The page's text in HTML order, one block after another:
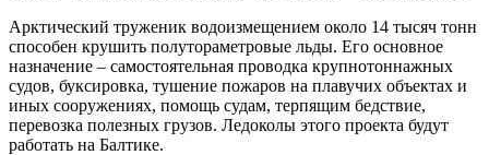
Арктический труженик водоизмещением около 14 тысяч тонн
способен крушить полутораметровые льды. Его основное
назначение – самостоятельная проводка крупнотоннажных
судов, буксировка, тушение пожаров на плавучих объектах и
иных сооружениях, помощь судам, терпящим бедствие,
перевозка полезных грузов. Ледоколы этого проекта будут
работать на Балтике.